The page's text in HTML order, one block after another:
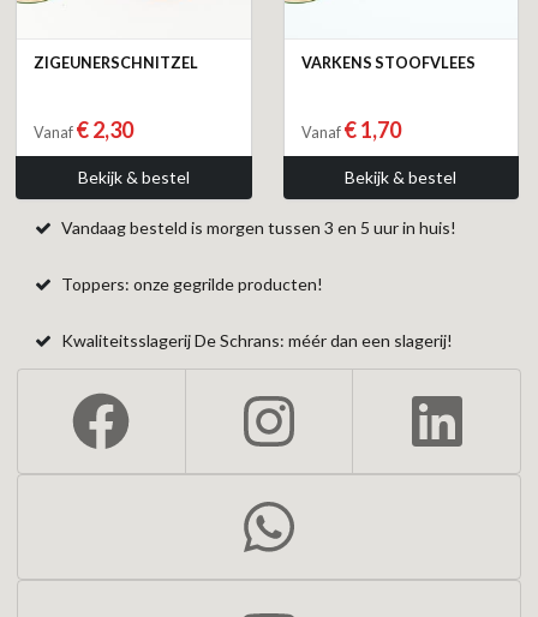
ZIGEUNERSCHNITZEL
Vanaf € 2,30
Bekijk & bestel
VARKENS STOOFVLEES
Vanaf € 1,70
Bekijk & bestel
Vandaag besteld is morgen tussen 3 en 5 uur in huis!
Toppers: onze gegrilde producten!
Kwaliteitsslagerij De Schrans: méér dan een slagerij!